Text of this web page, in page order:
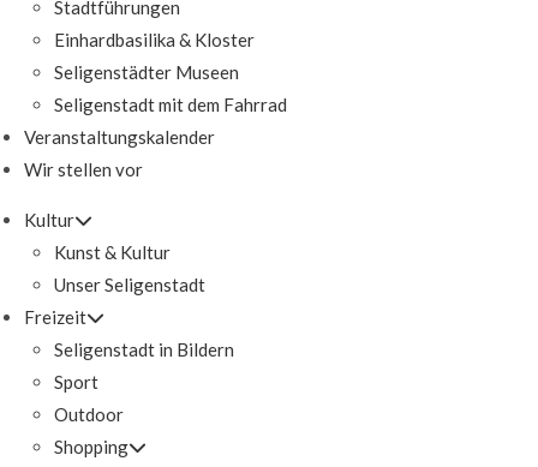
Stadtführungen
Einhardbasilika & Kloster
Seligenstädter Museen
Seligenstadt mit dem Fahrrad
Veranstaltungskalender
Wir stellen vor
Kultur
Kunst & Kultur
Unser Seligenstadt
Freizeit
Seligenstadt in Bildern
Sport
Outdoor
Shopping